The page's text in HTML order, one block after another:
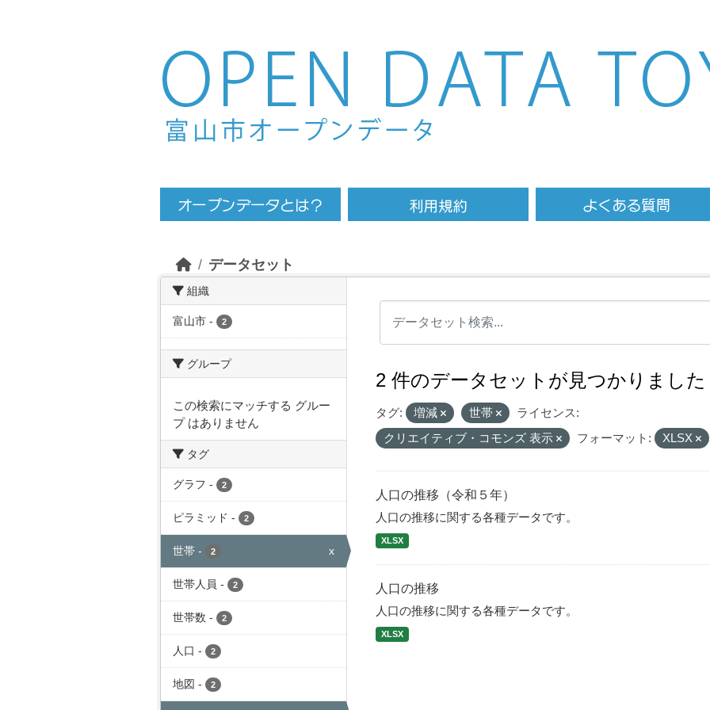
Skip to main content
データセット
組織
富山市 - 2
グループ
この検索にマッチする グルー
プ はありません
タグ
グラフ - 2
ピラミッド - 2
世帯 - 2 x
世帯人員 - 2
世帯数 - 2
人口 - 2
地図 - 2
2 件のデータセットが見つかりました
タグ: 増減 世帯
ライセンス:
クリエイティブ・コモンズ 表示
フォーマット: XLSX
人口の推移（令和５年）
人口の推移に関する各種データです。
XLSX
人口の推移
人口の推移に関する各種データです。
XLSX